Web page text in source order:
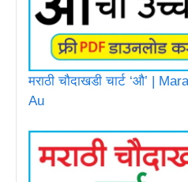
मराठी चौदाखडी चार्ट ‘औ’ |
Au